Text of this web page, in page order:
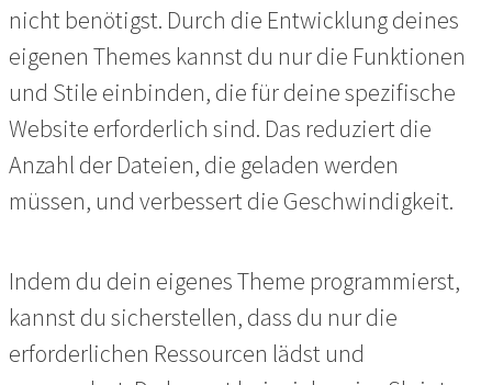
nicht benötigst. Durch die Entwicklung deines
eigenen Themes kannst du nur die Funktionen
und Stile einbinden, die für deine spezifische
Website erforderlich sind. Das reduziert die
Anzahl der Dateien, die geladen werden
müssen, und verbessert die Geschwindigkeit.
Indem du dein eigenes Theme programmierst,
kannst du sicherstellen, dass du nur die
erforderlichen Ressourcen lädst und